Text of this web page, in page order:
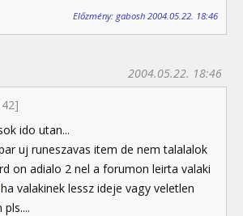
Előzmény: gabosh 2004.05.22. 18:46
2004.05.22. 18:46
ido utan...
uj runeszavas item de nem talalalok
on adialo 2 nel a forumon leirta valaki
ha valakinek lessz ideje vagy veletlen